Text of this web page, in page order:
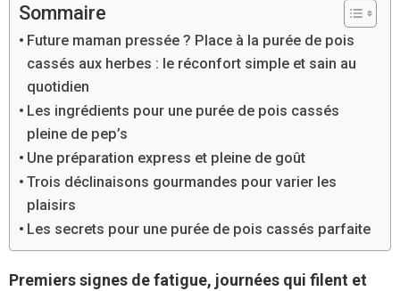
Sommaire
Future maman pressée ? Place à la purée de pois
cassés aux herbes : le réconfort simple et sain au
quotidien
Les ingrédients pour une purée de pois cassés
pleine de pep’s
Une préparation express et pleine de goût
Trois déclinaisons gourmandes pour varier les
plaisirs
Les secrets pour une purée de pois cassés parfaite
Premiers signes de fatigue, journées qui filent et